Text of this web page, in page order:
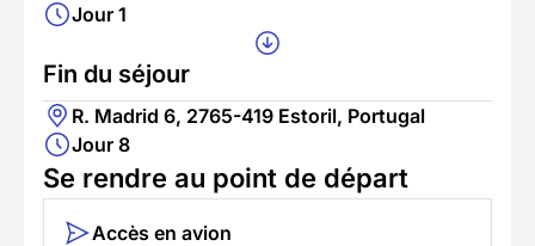
Jour 1
Fin du séjour
R. Madrid 6, 2765-419 Estoril, Portugal
Jour 8
Se rendre au point de départ
Accès en avion